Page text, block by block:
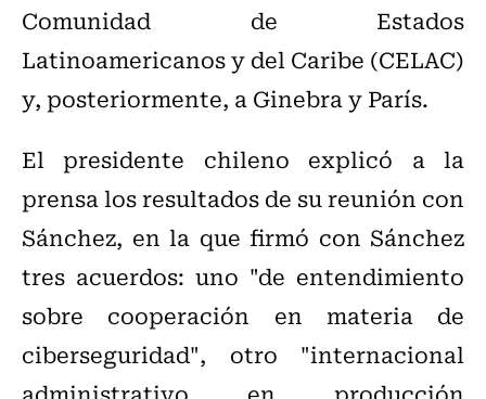
Comunidad de Estados
Latinoamericanos y del Caribe (CELAC)
y, posteriormente, a Ginebra y París.
El presidente chileno explicó a la
prensa los resultados de su reunión con
Sánchez, en la que firmó con Sánchez
tres acuerdos: uno "de entendimiento
sobre cooperación en materia de
ciberseguridad", otro "internacional